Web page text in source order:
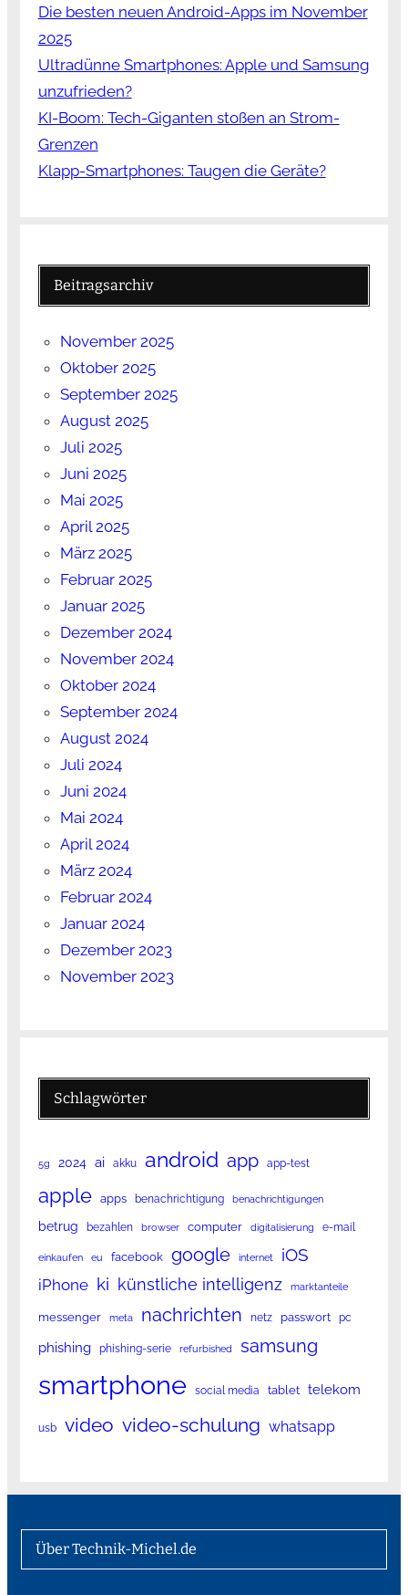
Die besten neuen Android-Apps im November
2025
Ultradünne Smartphones: Apple und Samsung
unzufrieden?
KI-Boom: Tech-Giganten stoßen an Strom-
Grenzen
Klapp-Smartphones: Taugen die Geräte?
Beitragsarchiv
November 2025
Oktober 2025
September 2025
August 2025
Juli 2025
Juni 2025
Mai 2025
April 2025
März 2025
Februar 2025
Januar 2025
Dezember 2024
November 2024
Oktober 2024
September 2024
August 2024
Juli 2024
Juni 2024
Mai 2024
April 2024
März 2024
Februar 2024
Januar 2024
Dezember 2023
November 2023
Schlagwörter
5g 2024 ai akku android app app-test
apple apps benachrichtigung benachrichtigungen
betrug bezahlen browser computer digitalisierung e-mail
einkaufen eu facebook google internet iOS
iPhone ki künstliche intelligenz marktanteile
messenger meta nachrichten netz passwort pc
phishing phishing-serie refurbished samsung
smartphone social media tablet telekom
usb video video-schulung whatsapp
Über Technik-Michel.de